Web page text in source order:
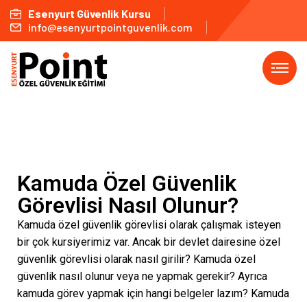
Esenyurt Güvenlik Kursu
info@esenyurtpointguvenlik.com
Kamuda Özel Güvenlik
Görevlisi Nasıl Olunur?
Kamuda özel güvenlik görevlisi olarak çalışmak isteyen
bir çok kursiyerimiz var. Ancak bir devlet dairesine özel
güvenlik görevlisi olarak nasıl girilir? Kamuda özel
güvenlik nasıl olunur veya ne yapmak gerekir? Ayrıca
kamuda görev yapmak için hangi belgeler lazım? Kamuda